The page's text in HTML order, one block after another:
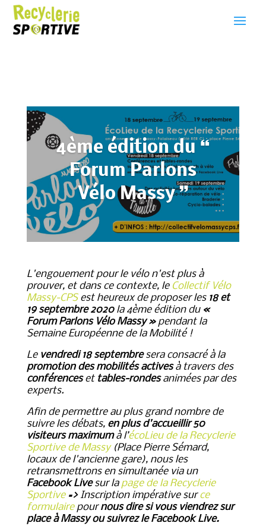
4ème édition du “
Forum Parlons
Vélo Massy ”
L'engouement pour le vélo n'est plus à
prouver, et dans ce contexte, le Collectif Vélo
Massy-CPSest heureux de proposer les 18 et
19 septembre 2020la 4ème édition du «
Forum Parlons Vélo Massy »pendant la
Semaine Européenne de la Mobilité !
Le vendredi 18 septembresera consacré à la
promotion des mobilités activesà travers des
conférenceset tables-rondesanimées par des
experts.
Afin de permettre au plus grand nombre de
suivre les débats,en plus d'accueillir 50
visiteurs maximumà l’écoLieu de la Recyclerie
Sportive de Massy(Place Pierre Sémard,
locaux de l'ancienne gare), nous les
retransmettrons en simultanée via un
Facebook Livesur la page de la Recyclerie
Sportive =>Inscription impérative surce
formulairepournous dire si vous viendrez sur
place à Massy ou suivrez le Facebook Live.